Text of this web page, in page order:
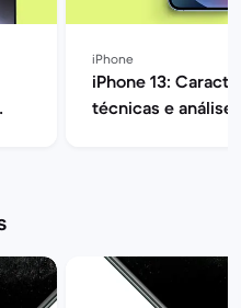
iPhone
iPhone 13:
técnicas e